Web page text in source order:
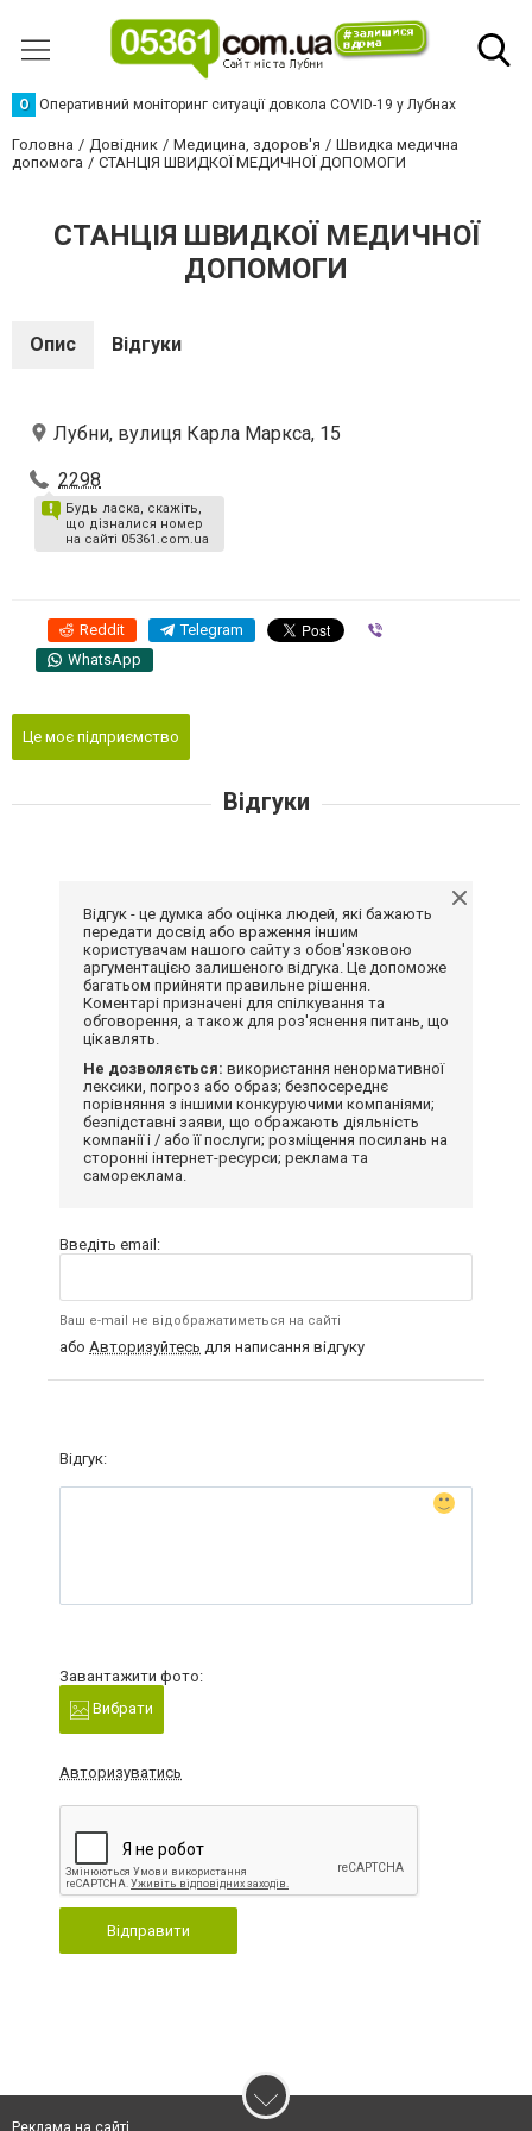
О Оперативний моніторинг ситуації довкола COVID-19 у Лубнах
Головна Довідник Медицина, здоров'я
Швидка медична
допомога
СТАНЦІЯ ШВИДКОЇ МЕДИЧНОЇ ДОПОМОГИ
СТАНЦІЯ ШВИДКОЇ МЕДИЧНОЇ
ДОПОМОГИ
Опис Відгуки
Лубни, вулиця Карла Маркса, 15
2298
Будь ласка, скажіть,
що дізналися номер
на сайті 05361.com.ua
Reddit Telegram
WhatsApp
Це моє підприємство
Відгуки
Відгук - це думка або оцінка людей, які бажають
передати досвід або враження іншим
користувачам нашого сайту з обов'язковою
аргументацією залишеного відгука. Це допоможе
багатьом прийняти правильне рішення.
Коментарі призначені для спілкування та
обговорення, а також для роз'яснення питань, що
цікавлять.
Не дозволяється: використання ненормативної
лексики, погроз або образ; безпосереднє
порівняння з іншими конкуруючими компаніями;
безпідставні заяви, що ображають діяльність
компанії і / або її послуги; розміщення посилань на
сторонні інтернет-ресурси; реклама та
самореклама.
Введіть email:
Ваш e-mail не відображатиметься на сайті
або Авторизуйтесь для написання відгуку
Відгук:
Завантажити фото:
Вибрати
Авторизуватись
Відправити
Реклама на сайті